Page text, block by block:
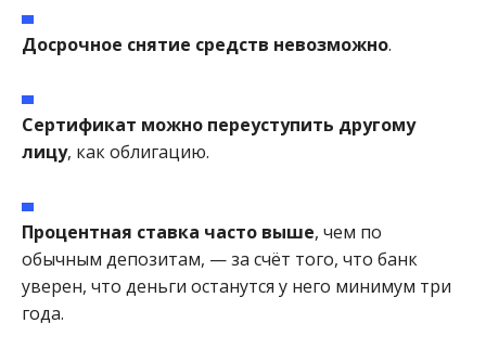
Досрочное снятие средств невозможно.
Сертификат можно переуступить другому
лицу, как облигацию.
Процентная ставка часто выше, чем по
обычным депозитам, — за счёт того, что банк
уверен, что деньги останутся у него минимум три
года.